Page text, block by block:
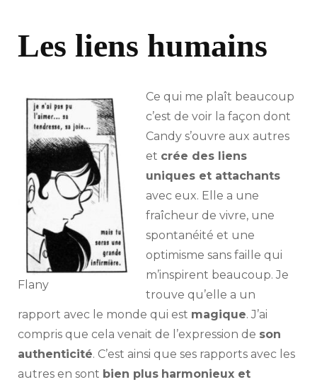
Les liens humains
Flany
Ce qui me plaît beaucoup
c’est de voir la façon dont
Candy s’ouvre aux autres
et crée des liens
uniques et attachants
avec eux. Elle a une
fraîcheur de vivre, une
spontanéité et une
optimisme sans faille qui
m’inspirent beaucoup. Je
trouve qu’elle a un
rapport avec le monde qui est magique. J’ai
compris que cela venait de l’expression de son
authenticité. C’est ainsi que ses rapports avec les
autres en sont bien plus harmonieux et